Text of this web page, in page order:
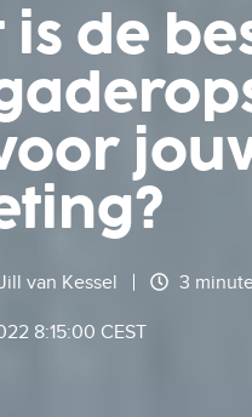
is de
van Kessel 3
8:15:00 CEST